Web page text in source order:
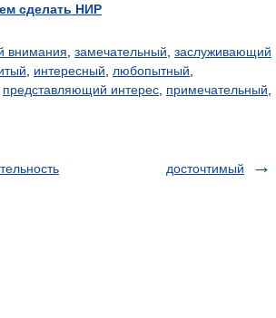
сделать НИР
внимания замечательный заслуживающий
интересный любопытный
представляющий интерес примечательный
досточтимый